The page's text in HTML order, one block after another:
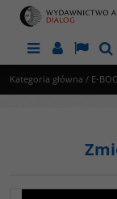
MenuPanelLang
Kategoria główna / E-